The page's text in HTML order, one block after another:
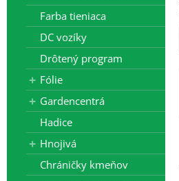
Farba tieniaca
DC vozíky
Drôtený program
Fólie
Gardencentrá
Hadice
Hnojivá
Chráničky kmeňov